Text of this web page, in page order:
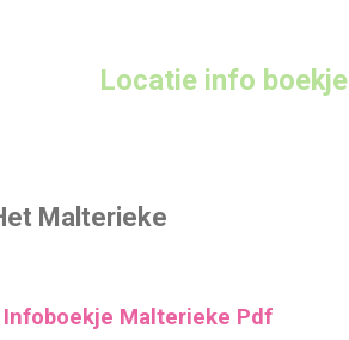
Locatie info boekje
Malterieke
Malterieke Pdf